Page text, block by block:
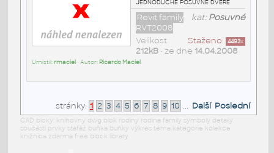
kat:Posuvné
Revit family
RVT2008
Staženo: 4493x
Velikost
212kB• ze dne 14.04.2008
Umístil:rmaciel • Autor: Ricardo Maciel
stránky: 1 2 3 4 5 6 7 8 9 10 ... Další Poslední
CAD bloky: knihovny dwg blok rodiny rodina family symboly detaily
součásti prvky stafáž buňka buňky výkres téma kategorie kolekce
knižnica zdarma free block library